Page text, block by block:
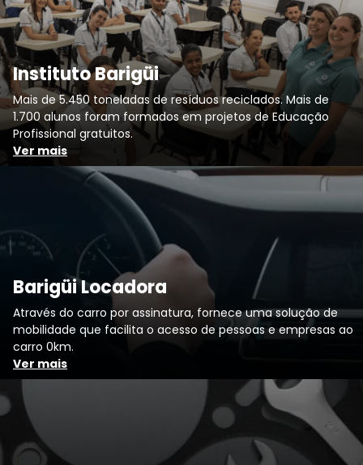
Instituto Barigüi
Mais de 5.450 toneladas de resíduos reciclados. Mais de
1.700 alunos foram formados em projetos de Educação
Profissional gratuitos.
Ver mais
Barigüi Locadora
Através do carro por assinatura, fornece uma solução de
mobilidade que facilita o acesso de pessoas e empresas ao
carro 0km.
Ver mais